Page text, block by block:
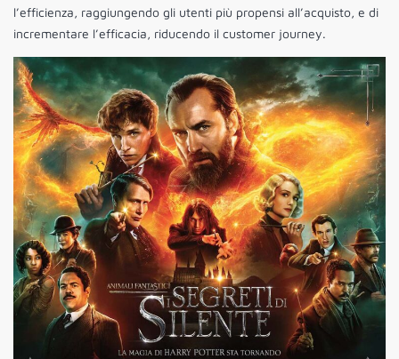
l’efficienza, raggiungendo gli utenti più propensi all’acquisto, e di
incrementare l’efficacia, riducendo il customer journey.